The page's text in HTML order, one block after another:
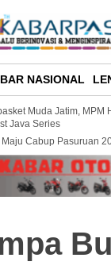
NASIONAL
Muda Jatim, MPM
Java Series
Cabup Pasuruan